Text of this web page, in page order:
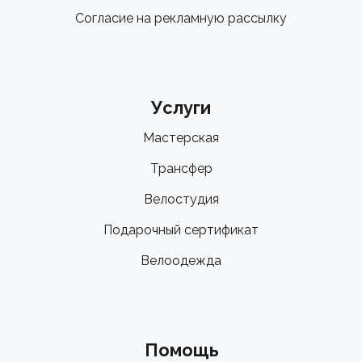
Согласие на рекламную рассылку
Услуги
Мастерская
Трансфер
Велостудия
Подарочный сертификат
Велоодежда
Помощь